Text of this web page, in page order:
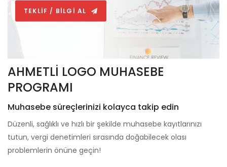
TEKLİF / BİLGİ AL
AHMETLİ LOGO MUHASEBE
PROGRAMI
Muhasebe süreçlerinizi kolayca takip edin
Düzenli, sağlıklı ve hızlı bir şekilde muhasebe kayıtlarınızı
tutun, vergi denetimleri sırasında doğabilecek olası
problemlerin önüne geçin!